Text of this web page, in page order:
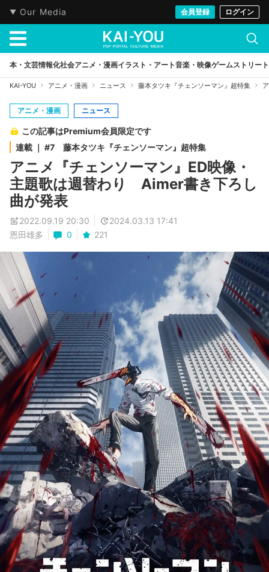
Our Media 会員登録 ログイン
本・文芸情報化社会アニメ・漫画イラスト・アート音楽・映像ゲームストリート
KAI-YOU アニメ・漫画 ニュース 藤本タツキ『チェンソーマン』超特集
アニメ・漫画 ニュース
この記事はPremium会員限定です
連載 ｜ #7 藤本タツキ『チェンソーマン』超特集
アニメ『チェンソーマン』ED映像・
主題歌は週替わり Aimer書き下ろし
曲が発表
2022.09.19 20:30
2024.03.13 17:41
恩田雄多
0 221